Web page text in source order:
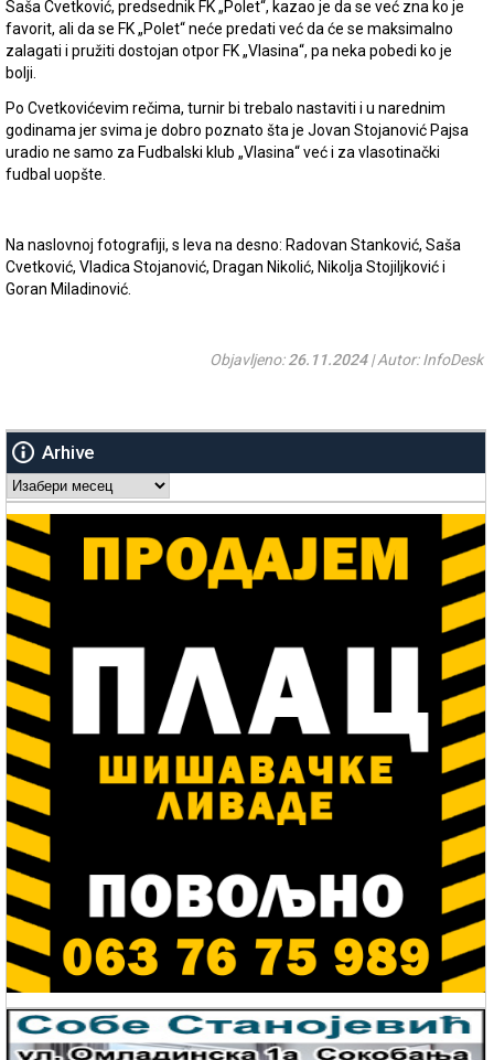
Saša Cvetković, predsednik FK „Polet“, kazao je da se već zna ko je
favorit, ali da se FK „Polet“ neće predati već da će se maksimalno
zalagati i pružiti dostojan otpor FK „Vlasina“, pa neka pobedi ko je
bolji.
Po Cvetkovićevim rečima, turnir bi trebalo nastaviti i u narednim
godinama jer svima je dobro poznato šta je Jovan Stojanović Pajsa
uradio ne samo za Fudbalski klub „Vlasina“ već i za vlasotinački
fudbal uopšte.
Na naslovnoj fotografiji, s leva na desno: Radovan Stanković, Saša
Cvetković, Vladica Stojanović, Dragan Nikolić, Nikolja Stojiljković i
Goran Miladinović.
Objavljeno:26.11.2024| Autor: InfoDesk
Arhive
Arhive